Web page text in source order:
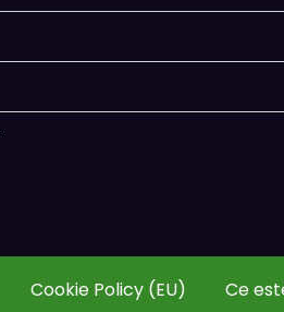
Cookie Policy (EU) Ce